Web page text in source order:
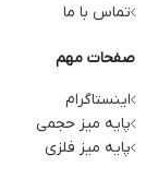
تماس با ما
صفحات مهم
اینستاگرام
پایه میز حجمی
پایه میز فلزی